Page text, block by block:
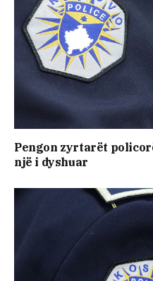
Pengon zyrtarët
një i dyshuar